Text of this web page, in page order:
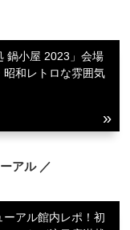
鍋小屋 2023」会場
昭和レトロな雰囲気
アル ／
アル館内レポ！初